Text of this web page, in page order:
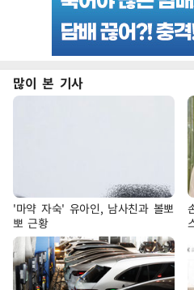
많이 본 기사
'마약 자숙' 유아인, 남사친과 볼뽀
뽀 근황